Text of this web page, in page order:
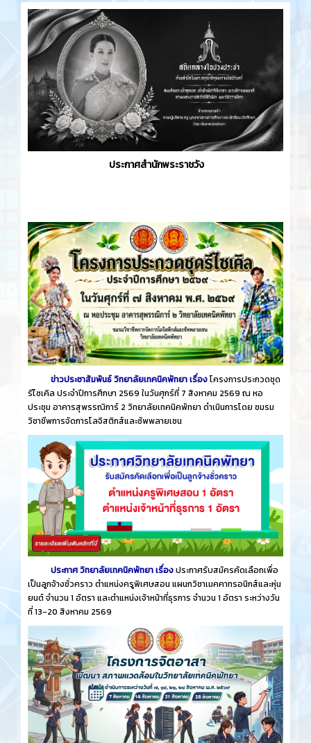
ประกาศสำนักพระราชวัง
ข่าวประชาสัมพันธ์ วิทยาลัยเทคนิคพัทยา เรื่องโครงการประกวดชุด
รีไซเคิล ประจำปีการศึกษา 2569 ในวันศุกร์ที่ 7 สิงหาคม 2569 ณ หอ
ประชุม อาคารสุพรรณิการ์ 2 วิทยาลัยเทคนิคพัทยา ดำเนินการโดย ชมรม
วิชาชีพการจัดการโลจิสติกส์และซัพพลายเชน
ประกาศ วิทยาลัยเทคนิคพัทยา เรื่องประกาศรับสมัครคัดเลือกเพื่อ
เป็นลูกจ้างชั่วคราว ตำแหน่งครูพิเศษสอน แผนกวิชาเมคคาทรอนิกส์และหุ่น
ยนต์ จำนวน 1 อัตรา และตำแหน่งเจ้าหน้าที่ธุรการ จำนวน 1 อัตรา ระหว่างวัน
ที่ 13-20 สิงหาคม 2569